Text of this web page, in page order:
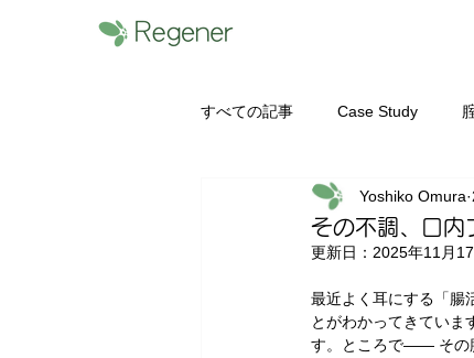
すべての記事 Case Study
無料フローラ勉強会 腸内
検査を受ける前に まずは
その不調、口内
Yoshiko Omura
更新日： 2025年11月
最近よく耳にする「腸
とがわかってきていま
す。ところで―― その